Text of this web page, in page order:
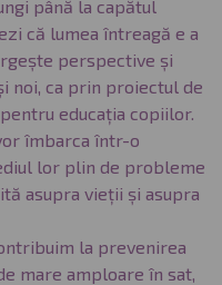
până la capătul
că lumea întreagă e a
perspective și
noi, ca prin proiectul de
educația copiilor.
îmbarca într-o
lor plin de probleme
asupra vieții și asupra
la prevenirea
mare amploare în sat,